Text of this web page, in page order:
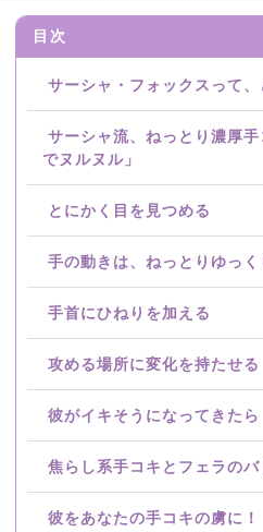
目次
サーシャ・フォックスって、
サーシャ流、ねっとり濃厚
でヌルヌル」
とにかく目を見つめる
手の動きは、ねっとりゆっく
手首にひねりを加える
攻める場所に変化を持たせる
彼がイキそうになってきたら
焦らし系手コキとフェラの
彼をあなたの手コキの虜に！